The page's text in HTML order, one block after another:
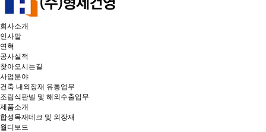
회사소개
인사말
연혁
공사실적
찾아오시는길
사업분야
건축 내외장재 유통업무
조립식판넬 및 해외수출업무
제품소개
합성목재데크 및 외장재
월디보드